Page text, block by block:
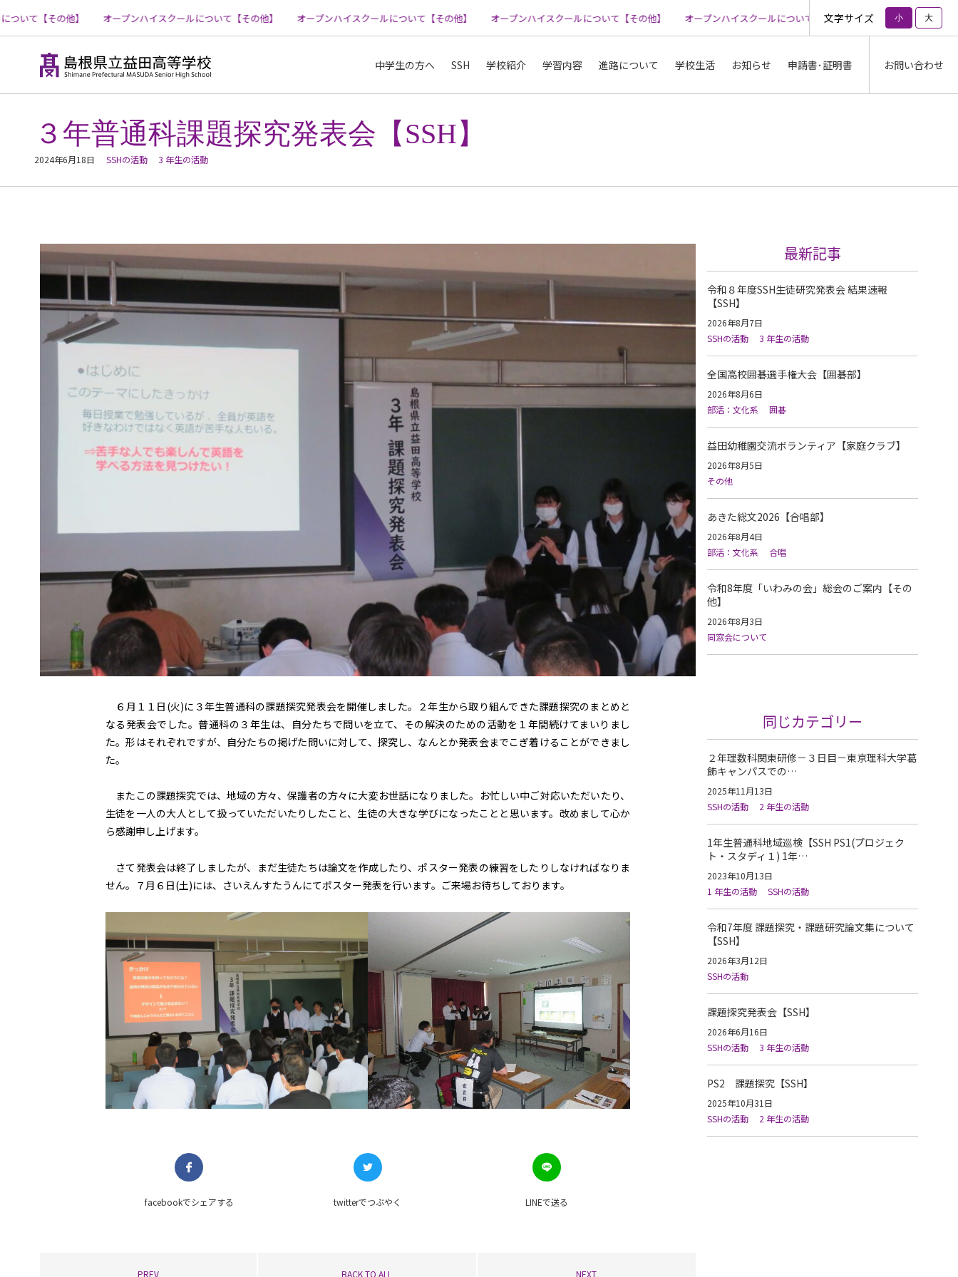
コ
ッ
て【その他】 オープンハイスクールについて【その他】 オープンハイスクールについて【その他】 オープンハイスクールについて【その他】 オープンハイスクールについて【その他】 オープンハイスクール
文字サイズ 小 大
中学生の方へ SSH 学校紹介 学習内容 進路について 学校生活 お知らせ 申請書･証明書 お問い合わせ
３年普通科課題探究発表会【SSH】
2024年6月18日 SSHの活動 3 年生の活動
６月１１日(火)に３年生普通科の課題探究発表会を開催しました。２年生から取り組んできた課題探究のまとめと
なる発表会でした。普通科の３年生は、自分たちで問いを立て、その解決のための活動を１年間続けてまいりまし
た。形はそれぞれですが、自分たちの掲げた問いに対して、探究し、なんとか発表会までこぎ着けることができまし
た。
またこの課題探究では、地域の方々、保護者の方々に大変お世話になりました。お忙しい中ご対応いただいたり、
生徒を一人の大人として扱っていただいたりしたこと、生徒の大きな学びになったことと思います。改めまして心か
ら感謝申し上げます。
さて発表会は終了しましたが、まだ生徒たちは論文を作成したり、ポスター発表の練習をしたりしなければなりま
せん。７月６日(土)には、さいえんすたうんにてポスター発表を行います。ご来場お待ちしております。
facebookでシェアする twitterでつぶやく LINEで送る
PREV BACK TO ALL NEXT
最新記事
令和８年度SSH生徒研究発表会 結果速報
【SSH】
2026年8月7日
SSHの活動
3 年生の活動
全国高校囲碁選手権大会【囲碁部】
2026年8月6日
部活：文化系
囲碁
益田幼稚園交流ボランティア【家庭クラブ】
2026年8月5日
その他
あきた総文2026【合唱部】
2026年8月4日
部活：文化系
合唱
令和8年度「いわみの会」総会のご案内【その
他】
2026年8月3日
同窓会について
同じカテゴリー
２年理数科関東研修－３日目－東京理科大学葛
飾キャンパスでの…
2025年11月13日
SSHの活動
2 年生の活動
1年生普通科地域巡検【SSH PS1(プロジェク
ト・スタディ１) 1年…
2023年10月13日
1 年生の活動
SSHの活動
令和7年度 課題探究・課題研究論文集について
【SSH】
2026年3月12日
SSHの活動
課題探究発表会【SSH】
2026年6月16日
SSHの活動
3 年生の活動
PS2 課題探究【SSH】
2025年10月31日
SSHの活動
2 年生の活動